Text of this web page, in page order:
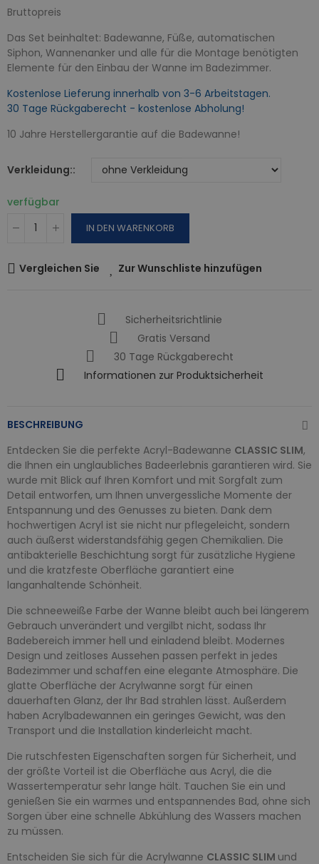
Bruttopreis
Das Set beinhaltet: Badewanne, Füße, automatischen
Siphon, Wannenanker und alle für die Montage benötigten
Elemente für den Einbau der Wanne im Badezimmer.
Kostenlose Lieferung innerhalb von 3-6 Arbeitstagen.
30 Tage Rückgaberecht - kostenlose Abholung!
10 Jahre Herstellergarantie auf die Badewanne!
Verkleidung:
verfügbar
IN DEN WARENKORB
Vergleichen Sie Zur Wunschliste hinzufügen
Sicherheitsrichtlinie
Gratis Versand
30 Tage Rückgaberecht
Informationen zur Produktsicherheit
BESCHREIBUNG
Entdecken Sie die perfekte Acryl-Badewanne CLASSIC SLIM,
die Ihnen ein unglaubliches Badeerlebnis garantieren wird. Sie
wurde mit Blick auf Ihren Komfort und mit Sorgfalt zum
Detail entworfen, um Ihnen unvergessliche Momente der
Entspannung und des Genusses zu bieten. Dank dem
hochwertigen Acryl ist sie nicht nur pflegeleicht, sondern
auch äußerst widerstandsfähig gegen Chemikalien. Die
antibakterielle Beschichtung sorgt für zusätzliche Hygiene
und die kratzfeste Oberfläche garantiert eine
langanhaltende Schönheit.
Die schneeweiße Farbe der Wanne bleibt auch bei längerem
Gebrauch unverändert und vergilbt nicht, sodass Ihr
Badebereich immer hell und einladend bleibt. Modernes
Design und zeitloses Aussehen passen perfekt in jedes
Badezimmer und schaffen eine elegante Atmosphäre. Die
glatte Oberfläche der Acrylwanne sorgt für einen
dauerhaften Glanz, der Ihr Bad strahlen lässt. Außerdem
haben Acrylbadewannen ein geringes Gewicht, was den
Transport und die Installation kinderleicht macht.
Die rutschfesten Eigenschaften sorgen für Sicherheit, und
der größte Vorteil ist die Oberfläche aus Acryl, die die
Wassertemperatur sehr lange hält. Tauchen Sie ein und
genießen Sie ein warmes und entspannendes Bad, ohne sich
Sorgen über eine schnelle Abkühlung des Wassers machen
zu müssen.
Entscheiden Sie sich für die Acrylwanne CLASSIC SLIM und